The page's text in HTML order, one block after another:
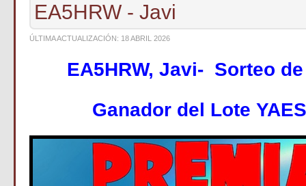
EA5HRW - Javi
ÚLTIMA ACTUALIZACIÓN: 18 ABRIL 2026
EA5HRW, Javi- Sorteo
Ganador del Lote